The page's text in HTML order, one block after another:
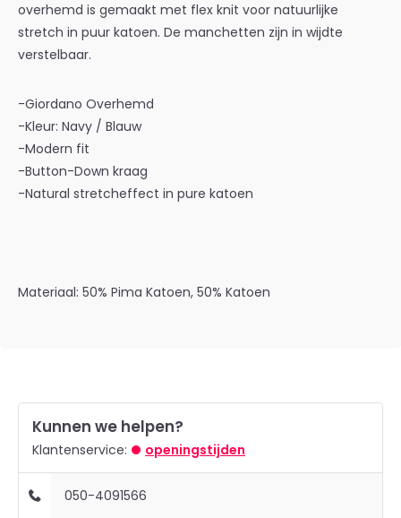
overhemd is gemaakt met flex knit voor natuurlijke
stretch in puur katoen. De manchetten zijn in wijdte
verstelbaar.
-Giordano Overhemd
-Kleur: Navy / Blauw
-Modern fit
-Button-Down kraag
-Natural stretcheffect in pure katoen
Materiaal: 50% Pima Katoen, 50% Katoen
Kunnen we helpen?
Klantenservice: openingstijden
050-4091566